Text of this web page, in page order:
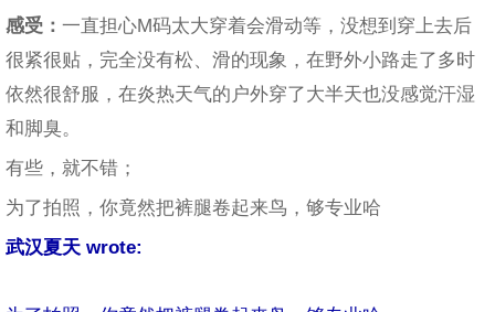
感受： 一直担心M码太大穿着会滑动等，没想到穿上去后
很紧很贴，完全没有松、滑的现象，在野外小路走了多时
依然很舒服，在炎热天气的户外穿了大半天也没感觉汗湿
和脚臭。
有些，就不错；
为了拍照，你竟然把裤腿卷起来鸟，够专业哈
武汉夏天 wrote: